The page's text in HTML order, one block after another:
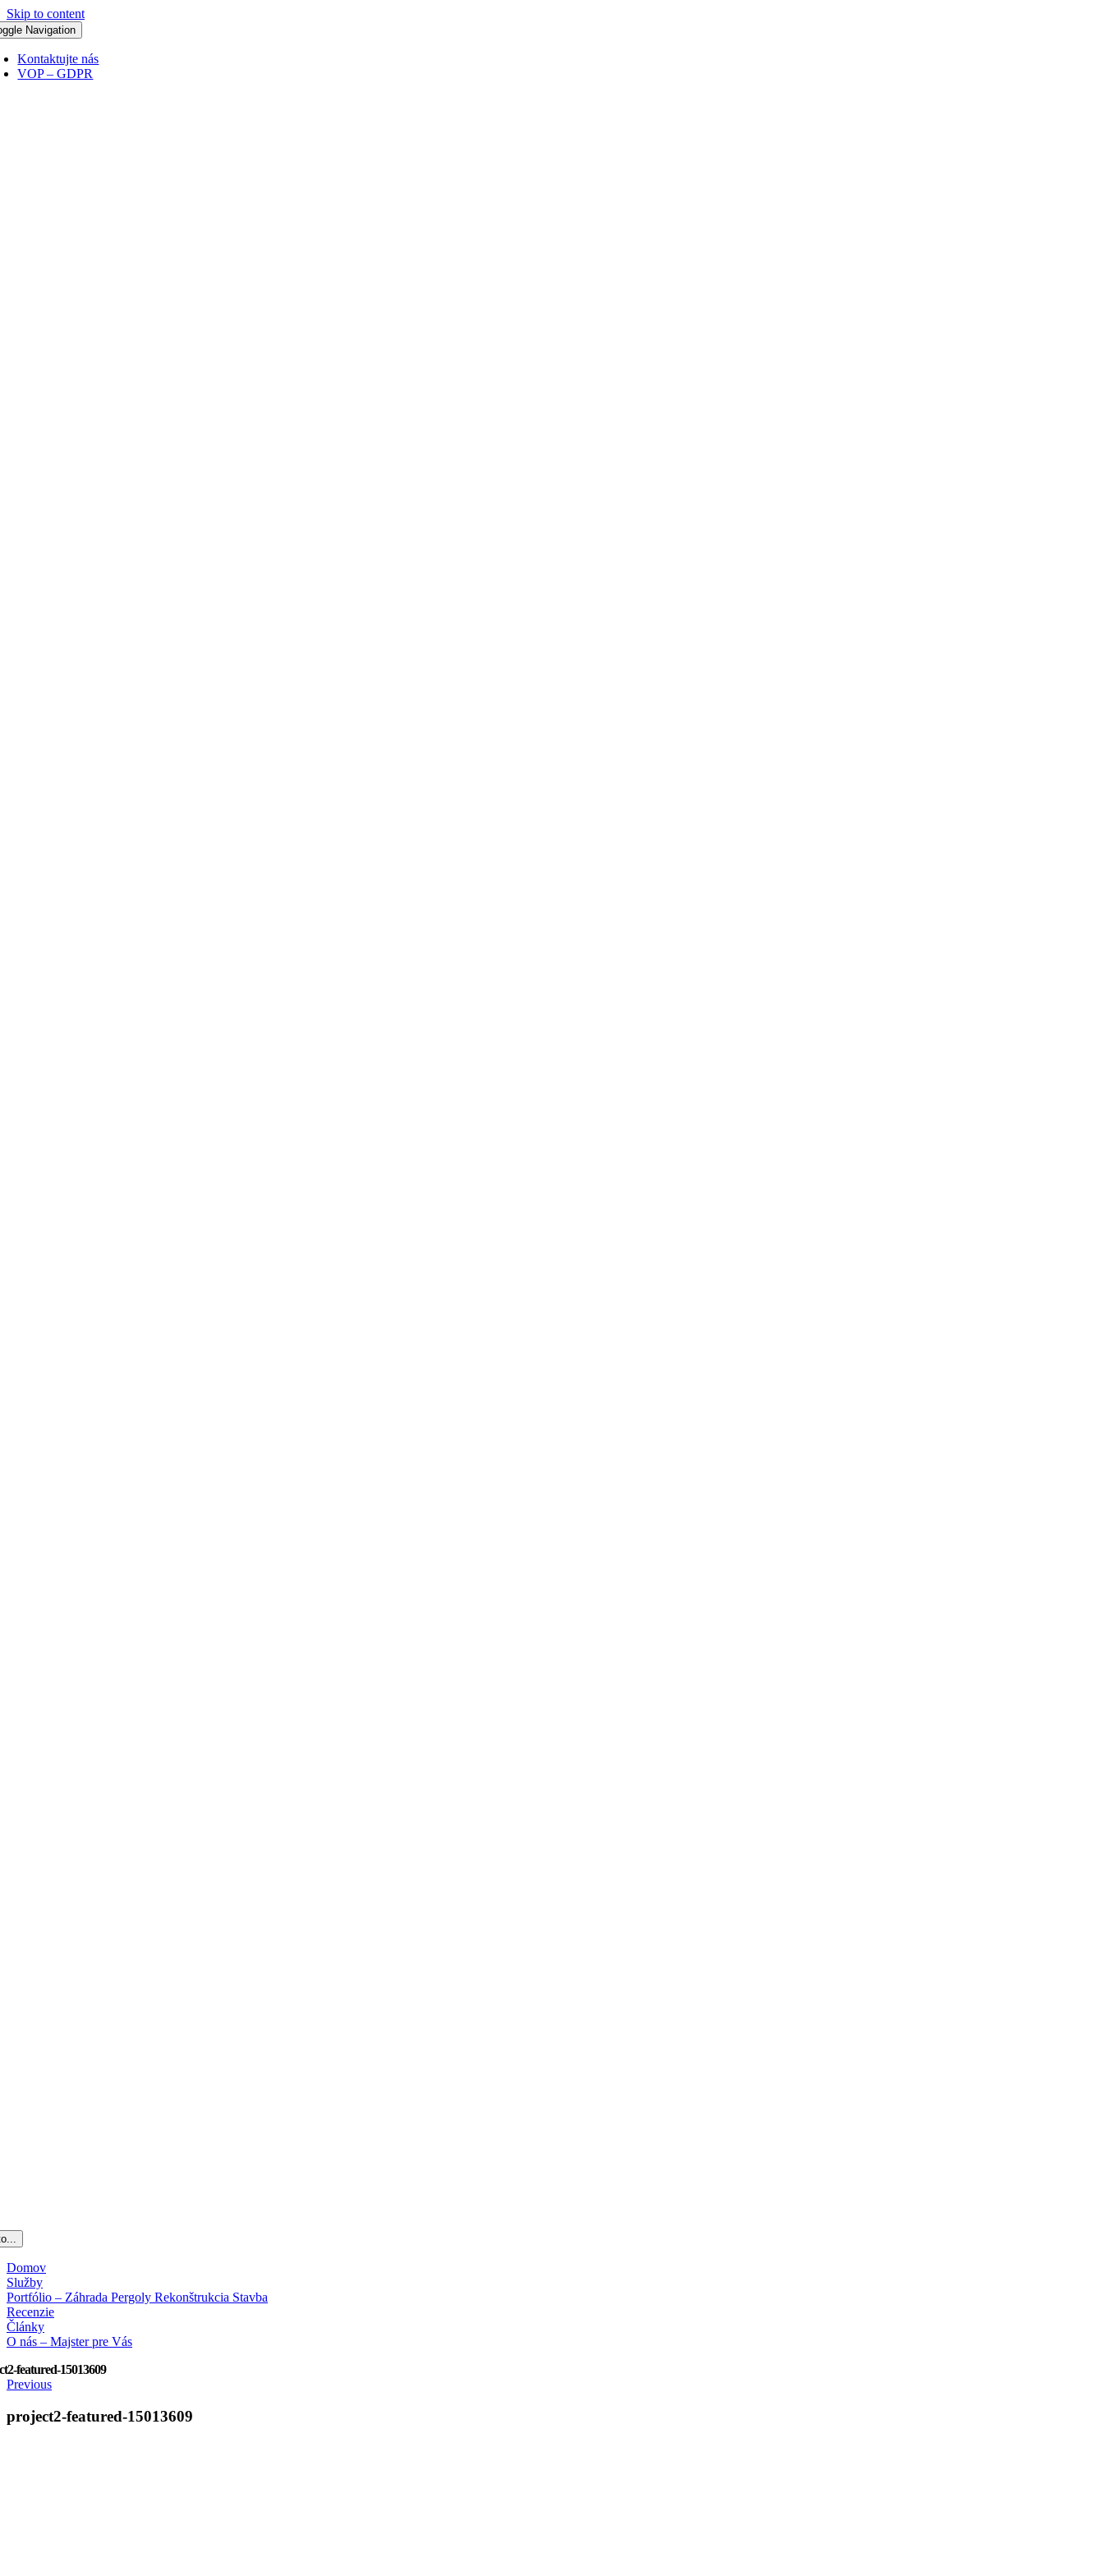
Skip to content
Navigation
Kontaktujte nás
VOP – GDPR
Domov
Služby
Portfólio – Záhrada Pergoly Rekonštrukcia Stavba
Recenzie
Články
O nás – Majster pre Vás
featured-15013609
Previous
project2-featured-15013609